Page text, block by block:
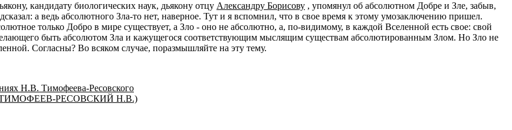
кандидату биологических наук, дьякону отцу Александру Борисову , упомянул об абсолютном Добре и Зле, забыв,
а ведь абсолютного Зла-то нет, наверное. Тут и я вспомнил, что в свое время к этому умозаключению пришел.
только Добро в мире существует, а Зло - оно не абсолютно, а, по-видимому, в каждой Вселенной есть свое: свой
быть абсолютом Зла и кажущегося соответствующим мыслящим существам абсолютированным Злом. Но Зло не
Согласны? Во всяком случае, поразмышляйте на эту тему.
Н.В. Тимофеева-Ресовского
РЕСОВСКИЙ Н.В.)